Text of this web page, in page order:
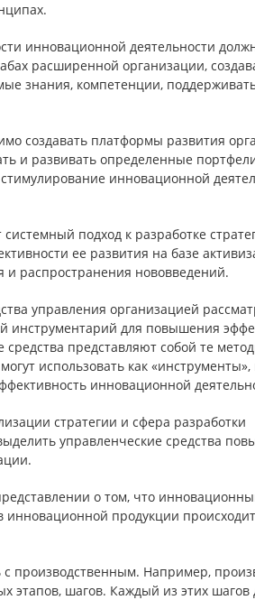
инновационной деятельности
расширенной организации,
знания, компетенции,
создавать платформы развития
и развивать определенные
инновационной
подход к разработке
ее развития на базе
и распространения нововведений.
управления организацией
инструментарий для повышения
средства представляют собой те
использовать как
инновационной
стратегии и сфера разработки
управленческие средства
о том, что
продукции
производственным. Например,
этапов, шагов. Каждый из этих